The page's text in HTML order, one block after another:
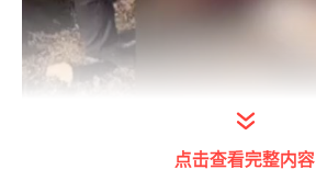
点击查看完整内容